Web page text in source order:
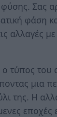
Σας
φάση
αλλαγές
ο τύπος
μια
της. Η
εποχές